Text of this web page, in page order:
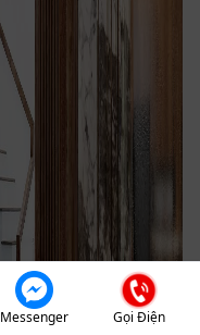
Messenger Gọi Điện